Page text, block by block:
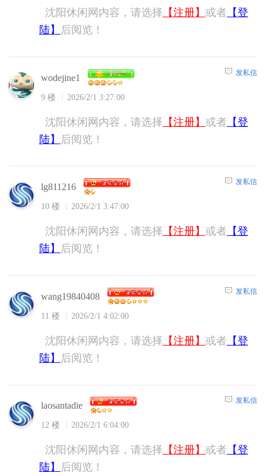
沈阳休闲网内容，请选择 【注册】 或者 【登
陆】
后阅览！
wodejine1
9 楼 2026/2/1 3:27:00
发私信
沈阳休闲网内容，请选择 【注册】 或者 【登
陆】
后阅览！
lg811216
10 楼 2026/2/1 3:47:00
发私信
沈阳休闲网内容，请选择 【注册】 或者 【登
陆】
后阅览！
wang19840408
11 楼 2026/2/1 4:02:00
发私信
沈阳休闲网内容，请选择 【注册】 或者 【登
陆】
后阅览！
laosantadie
12 楼 2026/2/1 6:04:00
发私信
沈阳休闲网内容，请选择 【注册】 或者 【登
陆】
后阅览！